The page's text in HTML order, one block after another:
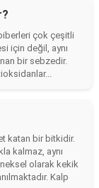
çok çeşitli
için değil, aynı
bir sebzedir.
katan bir bitkidir.
kalmaz, aynı
olarak kekik
Kalp